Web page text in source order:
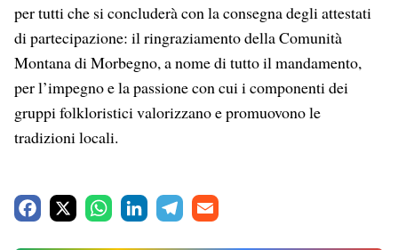
per tutti che si concluderà con la consegna degli attestati
di partecipazione: il ringraziamento della Comunità
Montana di Morbegno, a nome di tutto il mandamento,
per l’impegno e la passione con cui i componenti dei
gruppi folkloristici valorizzano e promuovono le
tradizioni locali.
X
W